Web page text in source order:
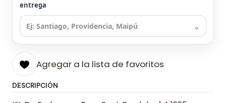
entrega
⌄
Agregar a la lista de favoritos
DESCRIPCIÓN